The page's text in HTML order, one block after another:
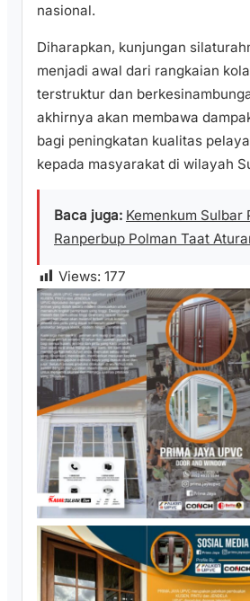
nasional.
​Diharapkan, kunjungan
menjadi awal dari rangkaian
terstruktur dan
akhirnya akan membawa
bagi peningkatan kualitas
kepada masyarakat di wilayah
Baca juga: Kemenkum Sulbar
Ranperbup Polman Taat
Views: 177